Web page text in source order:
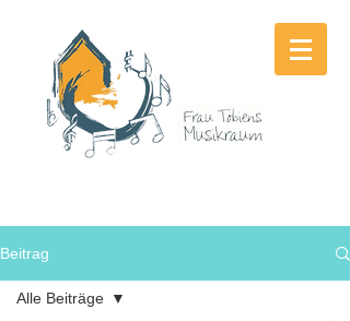
Beitrag
Alle Beiträge